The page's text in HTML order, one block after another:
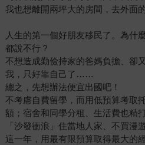
我也想離開兩坪大的房間，去外
人生的第一個好朋友移民了。為什
都說不行？
不想造成勤儉持家的爸媽負擔、卻
我，只好靠自己了……
總之，先想辦法便宜出國吧！
不考慮自費留學，而用低預算考取
額；宿舍和同學分租、生活費也精
「沙發衝浪」住當地人家、不買
這一年，用最有限預算取得最大的